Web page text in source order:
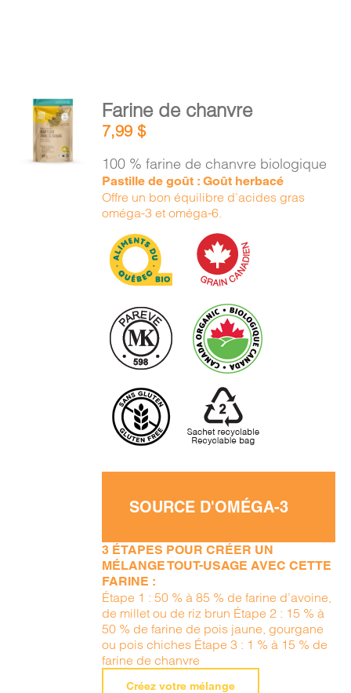
AJOUTER
AU
PANIER
/
Farine de chanvre
7,99$
100 % farine de chanvre biologique
Pastille de goût : Goût herbacé
Offre un bon équilibre d’acides gras
oméga-3 et oméga-6.
SOURCE D'OMÉGA-3
3 ÉTAPES POUR CRÉER UN
MÉLANGE TOUT-USAGE AVEC CETTE
FARINE :
Étape 1 : 50 % à 85 % de farine d’avoine,
de millet ou de riz brun Étape 2 : 15 % à
50 % de farine de pois jaune, gourgane
ou pois chiches Étape 3 : 1 % à 15 % de
farine de chanvre
Créez votre mélange